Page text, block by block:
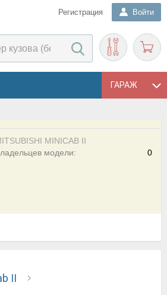
Регистрация Войти
ГАРАЖ
MINICAB II
0
модели:
II